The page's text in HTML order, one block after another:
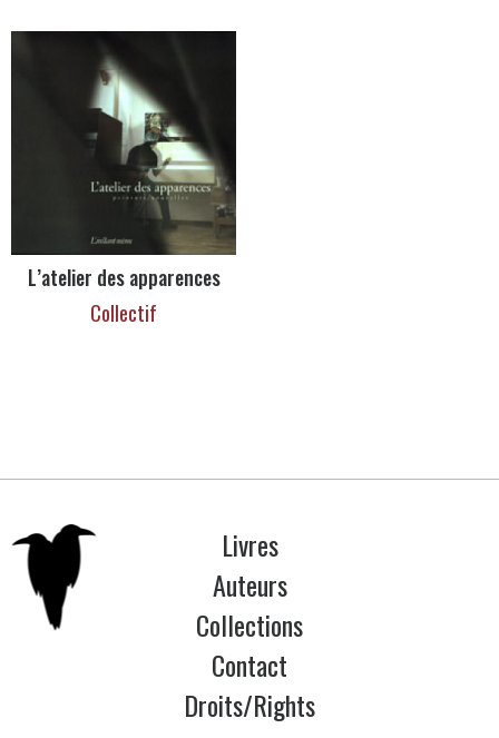
L’atelier des apparences
Collectif
Livres
Auteurs
Collections
Contact
Droits/Rights